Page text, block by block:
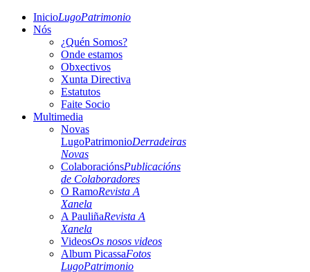
InicioLugoPatrimonio
Nós
¿Quén Somos?
Onde estamos
Obxectivos
Xunta Directiva
Estatutos
Faite Socio
Multimedia
Novas
LugoPatrimonioDerradeiras
Novas
ColaboraciónsPublicacións
de Colaboradores
O RamoRevista A
Xanela
A PauliñaRevista A
Xanela
VideosOs nosos videos
Album PicassaFotos
LugoPatrimonio